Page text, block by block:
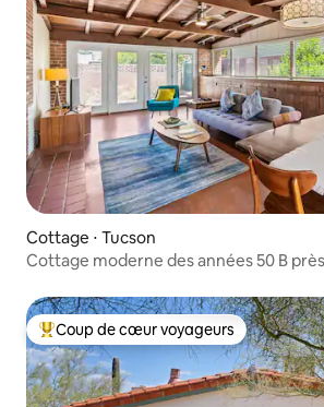
Cottage ⋅ Tucson
Cottage moderne des années 50 B
Coups de cœur voyageurs les plus
Coup de cœur voyageurs